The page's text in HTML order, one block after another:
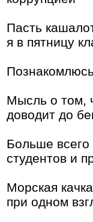
Пасть
я в пятницу
Мысль о том,
доводит до
Больше
студентов и
Морская
при одном